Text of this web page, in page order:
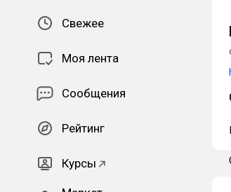
Свежее
Моя лента
Сообщения
Рейтинг
Курсы